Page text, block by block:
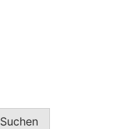
Suchen